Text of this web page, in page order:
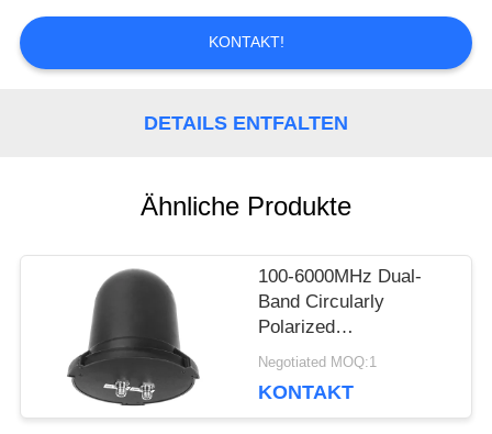
IN
VERBINDUNG
FORDERN
SIE EIN
ZITAT
KONTAKT!
DETAILS ENTFALTEN
Ähnliche Produkte
100-6000MHz Dual-
Band Circularly
Polarized
Omnidirectional
wasserdichte Pilz-
Negotiated MOQ:1
KONTAKT